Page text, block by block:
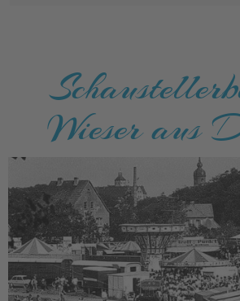
Wieser aus